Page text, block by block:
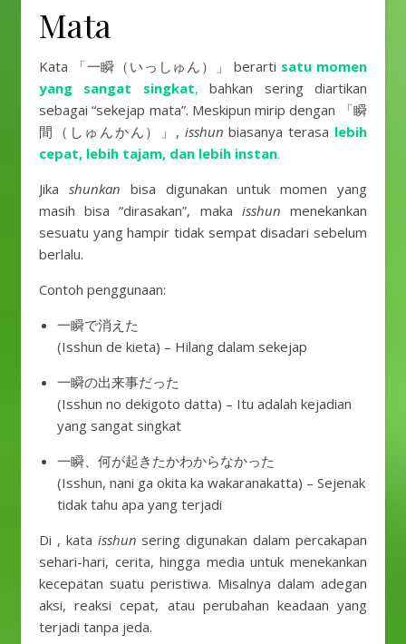
Mata
Kata 「一瞬（いっしゅん）」 berarti satu momen
yang sangat singkat,bahkan sering diartikan
sebagai “sekejap mata”. Meskipun mirip dengan 「瞬
間（しゅんかん）」, isshun biasanya terasa lebih
cepat, lebih tajam, dan lebih instan.
Jika shunkan bisa digunakan untuk momen yang
masih bisa “dirasakan”, maka isshun menekankan
sesuatu yang hampir tidak sempat disadari sebelum
berlalu.
Contoh penggunaan:
一瞬で消えた
(Isshun de kieta) – Hilang dalam sekejap
一瞬の出来事だった
(Isshun no dekigoto datta) – Itu adalah kejadian
yang sangat singkat
一瞬、何が起きたかわからなかった
(Isshun, nani ga okita ka wakaranakatta) – Sejenak
tidak tahu apa yang terjadi
Di , kata isshun sering digunakan dalam percakapan
sehari-hari, cerita, hingga media untuk menekankan
kecepatan suatu peristiwa. Misalnya dalam adegan
aksi, reaksi cepat, atau perubahan keadaan yang
terjadi tanpa jeda.